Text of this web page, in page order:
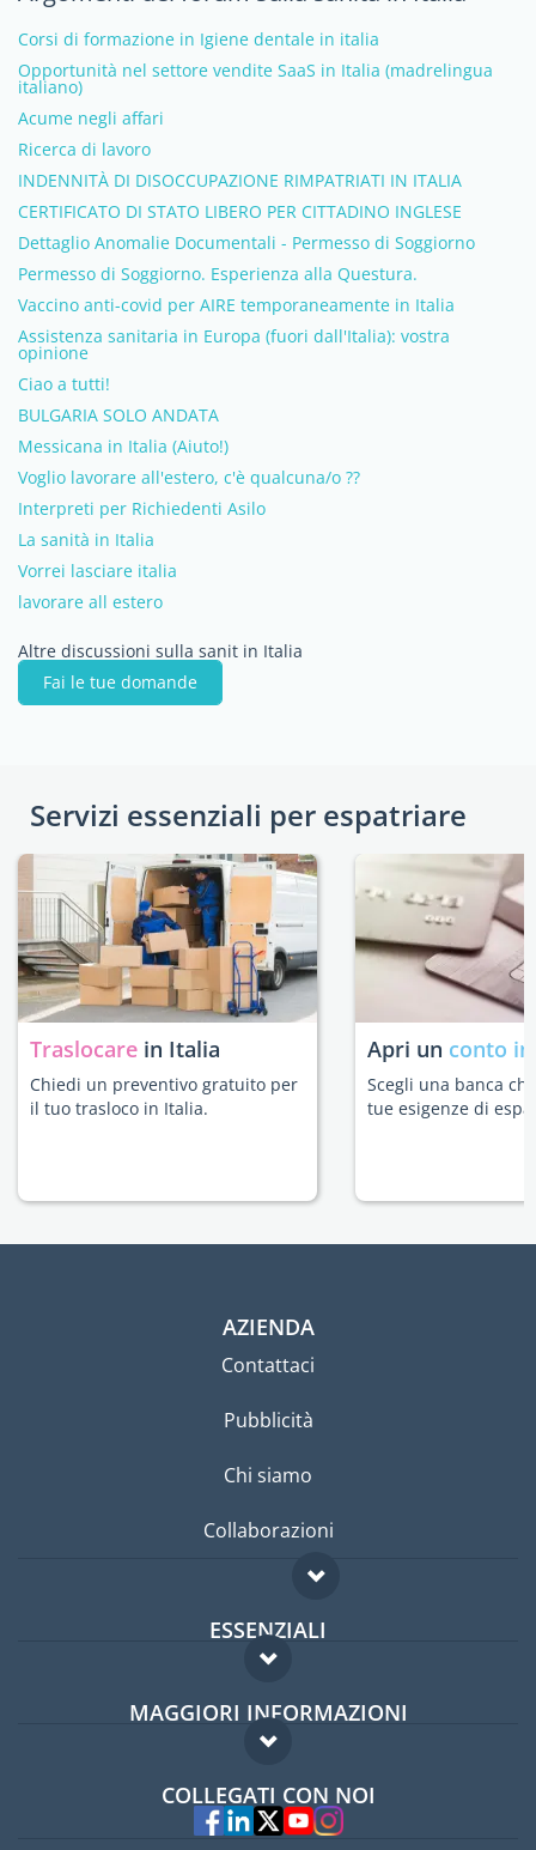
Corsi di formazione in Igiene dentale in italia
Opportunità nel settore vendite SaaS in Italia (madrelingua
italiano)
Acume negli affari
Ricerca di lavoro
INDENNITÀ DI DISOCCUPAZIONE RIMPATRIATI IN ITALIA
CERTIFICATO DI STATO LIBERO PER CITTADINO INGLESE
Dettaglio Anomalie Documentali - Permesso di Soggiorno
Permesso di Soggiorno. Esperienza alla Questura.
Vaccino anti-covid per AIRE temporaneamente in Italia
Assistenza sanitaria in Europa (fuori dall'Italia): vostra
opinione
Ciao a tutti!
BULGARIA SOLO ANDATA
Messicana in Italia (Aiuto!)
Voglio lavorare all'estero, c'è qualcuna/o ??
Interpreti per Richiedenti Asilo
La sanità in Italia
Vorrei lasciare italia
lavorare all estero
Altre discussioni sulla sanit in Italia
Fai le tue domande
Servizi essenziali per espatriare
Traslocare in Italia
Chiedi un preventivo gratuito per
il tuo trasloco in Italia.
Apri un conto
Scegli una banca
tue esigenze di
AZIENDA
Contattaci
Pubblicità
Chi siamo
Collaborazioni
ESSENZIALI
Forum per expat
Guida per expat
MAGGIORI INFORMAZIONI
Domande frequenti
Esperti
COLLEGATI CON NOI